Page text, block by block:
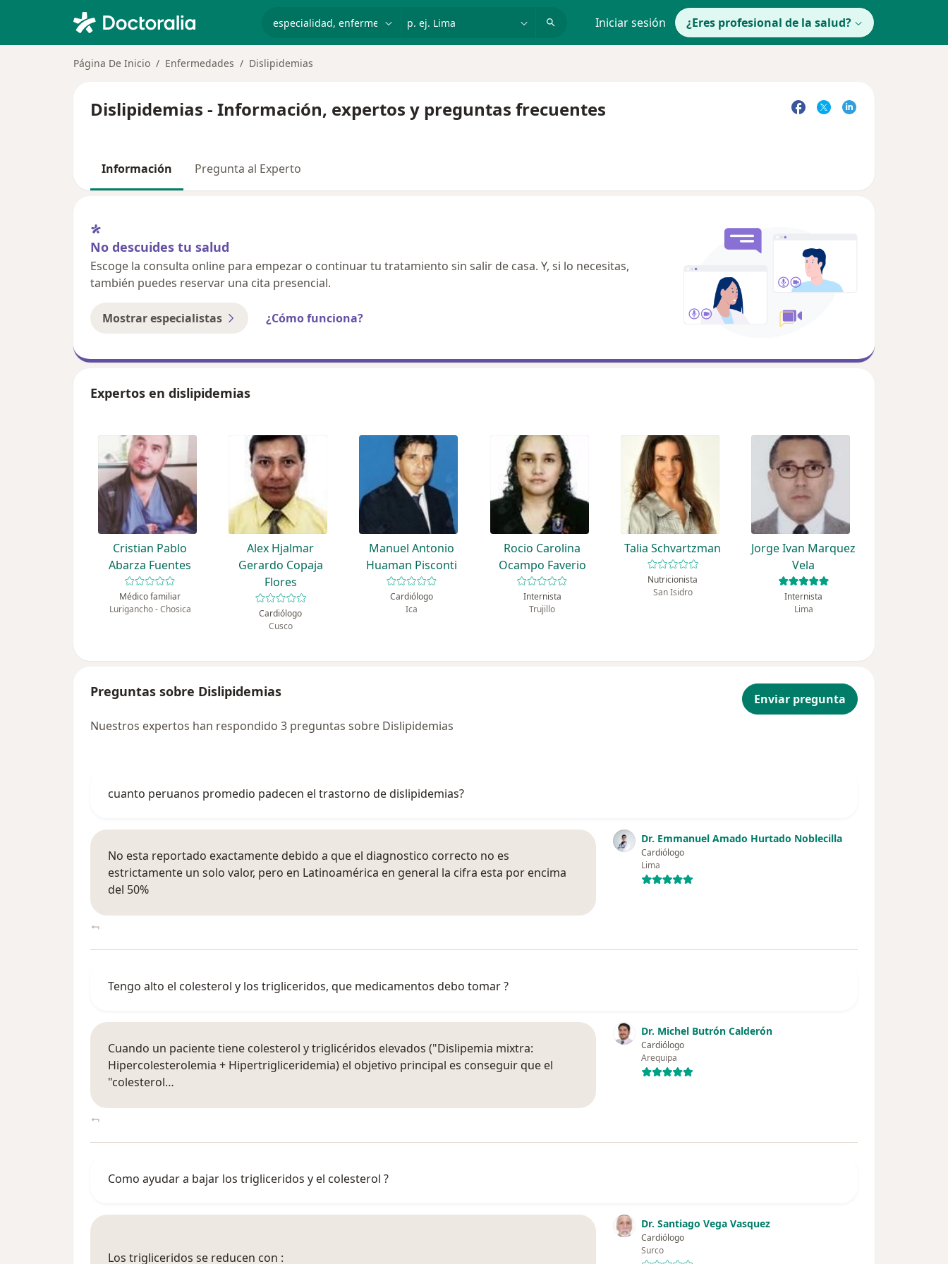
Iniciar sesión ¿Eres profesional de la salud?
Página De Inicio Enfermedades Dislipidemias
Dislipidemias - Información, expertos y preguntas frecuentes
Información Pregunta al Experto
No descuides tu salud
Escoge la consulta online para empezar o continuar tu tratamiento sin salir de casa. Y, si lo necesitas,
también puedes reservar una cita presencial.
Mostrar especialistas ¿Cómo funciona?
Expertos en dislipidemias
Cristian Pablo
Abarza Fuentes
Médico familiar
Lurigancho - Chosica
Alex Hjalmar
Gerardo Copaja
Flores
Cardiólogo
Cusco
Manuel Antonio
Huaman Pisconti
Cardiólogo
Ica
Rocio Carolina
Ocampo Faverio
Internista
Trujillo
Talia Schvartzman
Nutricionista
San Isidro
Jorge Ivan Marquez
Vela
Internista
Lima
Preguntas sobre Dislipidemias
Enviar pregunta
Nuestros expertos han respondido 3 preguntas sobre Dislipidemias
cuanto peruanos promedio padecen el trastorno de dislipidemias?
Dr. Emmanuel Amado Hurtado Noblecilla
Cardiólogo
Lima
No esta reportado exactamente debido a que el diagnostico correcto no es
estrictamente un solo valor, pero en Latinoamérica en general la cifra esta por encima
del 50%
Tengo alto el colesterol y los trigliceridos, que medicamentos debo tomar ?
Dr. Michel Butrón Calderón
Cardiólogo
Arequipa
Cuando un paciente tiene colesterol y triglicéridos elevados ("Dislipemia mixtra:
Hipercolesterolemia + Hipertrigliceridemia) el objetivo principal es conseguir que el
"colesterol…
Como ayudar a bajar los trigliceridos y el colesterol ?
Dr. Santiago Vega Vasquez
Cardiólogo
Surco
Los trigliceridos se reducen con :